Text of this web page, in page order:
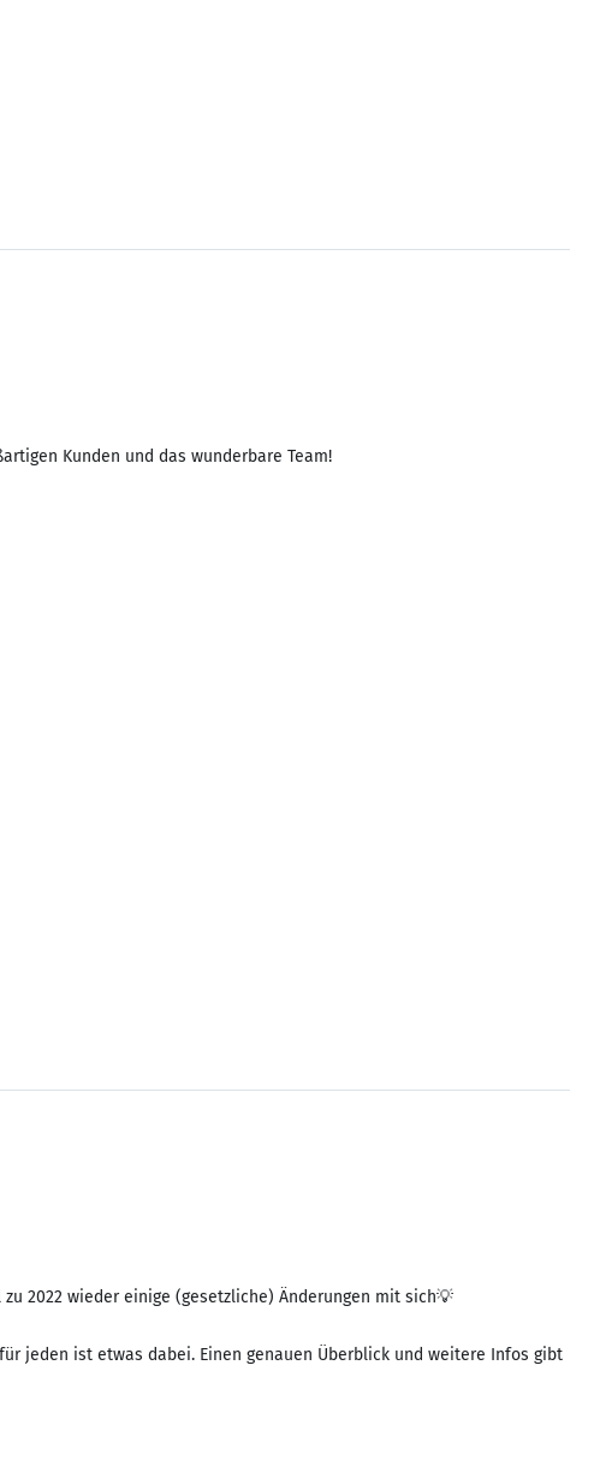
Kunden und das wunderbare Team!
2022 wieder einige (gesetzliche) Änderungen mit sich💡
jeden ist etwas dabei. Einen genauen Überblick und weitere Infos gibt